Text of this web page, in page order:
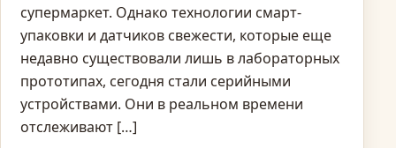
супермаркет. Однако технологии смарт-
упаковки и датчиков свежести, которые еще
недавно существовали лишь в лабораторных
прототипах, сегодня стали серийными
устройствами. Они в реальном времени
отслеживают […]